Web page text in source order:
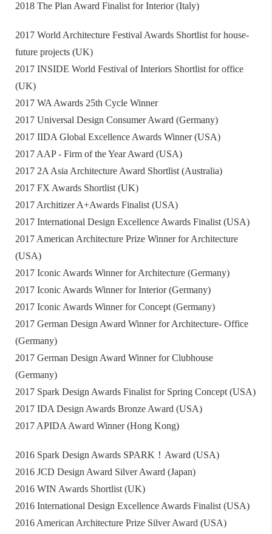
2018 The Plan Award Finalist for Interior (Italy)
2017 World Architecture Festival Awards Shortlist for house-
future projects (UK)
2017 INSIDE World Festival of Interiors Shortlist for office
(UK)
2017 WA Awards 25th Cycle Winner
2017 Universal Design Consumer Award (Germany)
2017 IIDA Global Excellence Awards Winner (USA)
2017 AAP - Firm of the Year Award (USA)
2017 2A Asia Architecture Award Shortlist (Australia)
2017 FX Awards Shortlist (UK)
2017 Architizer A+Awards Finalist (USA)
2017 International Design Excellence Awards Finalist (USA)
2017 American Architecture Prize Winner for Architecture
(USA)
2017 Iconic Awards Winner for Architecture (Germany)
2017 Iconic Awards Winner for Interior (Germany)
2017 Iconic Awards Winner for Concept (Germany)
2017 German Design Award Winner for Architecture- Office
(Germany)
2017 German Design Award Winner for Clubhouse
(Germany)
2017 Spark Design Awards Finalist for Spring Concept (USA)
2017 IDA Design Awards Bronze Award (USA)
2017 APIDA Award Winner (Hong Kong)
2016 Spark Design Awards SPARK！Award (USA)
2016 JCD Design Award Silver Award (Japan)
2016 WIN Awards Shortlist (UK)
2016 International Design Excellence Awards Finalist (USA)
2016 American Architecture Prize Silver Award (USA)